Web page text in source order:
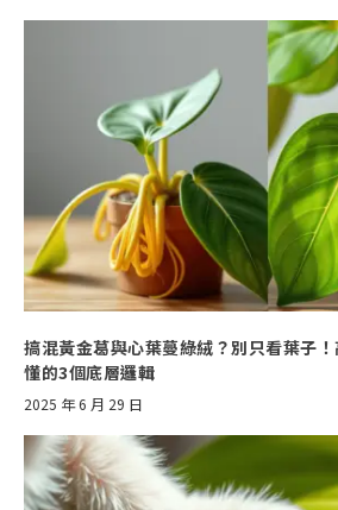
搞混黃金葛與心葉蔓綠絨？別只看葉子
懂的3個底層邏輯
2025 年 6 月 29 日